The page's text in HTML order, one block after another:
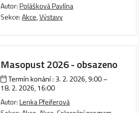
Autor:Polášková Pavlína
Sekce:Akce,Výstavy
Masopust 2026 - obsazeno
Termín konání : 3. 2. 2026, 9:00–
18. 2. 2026, 16:00
Autor:Lenka Pfeiferová